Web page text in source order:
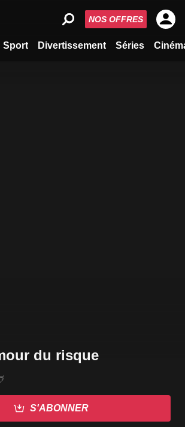
Sport Divertissement Séries
NOS OFFRES
S'ABONNER